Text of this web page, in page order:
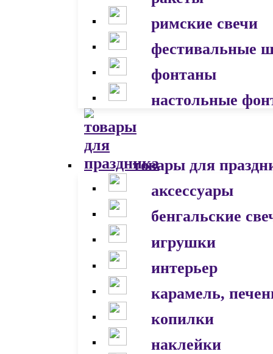
римские свечи
фестивальные
фонтаны
настольные
товары для
аксессуары
бенгальские
игрушки
интерьер
карамель,
копилки
наклейки